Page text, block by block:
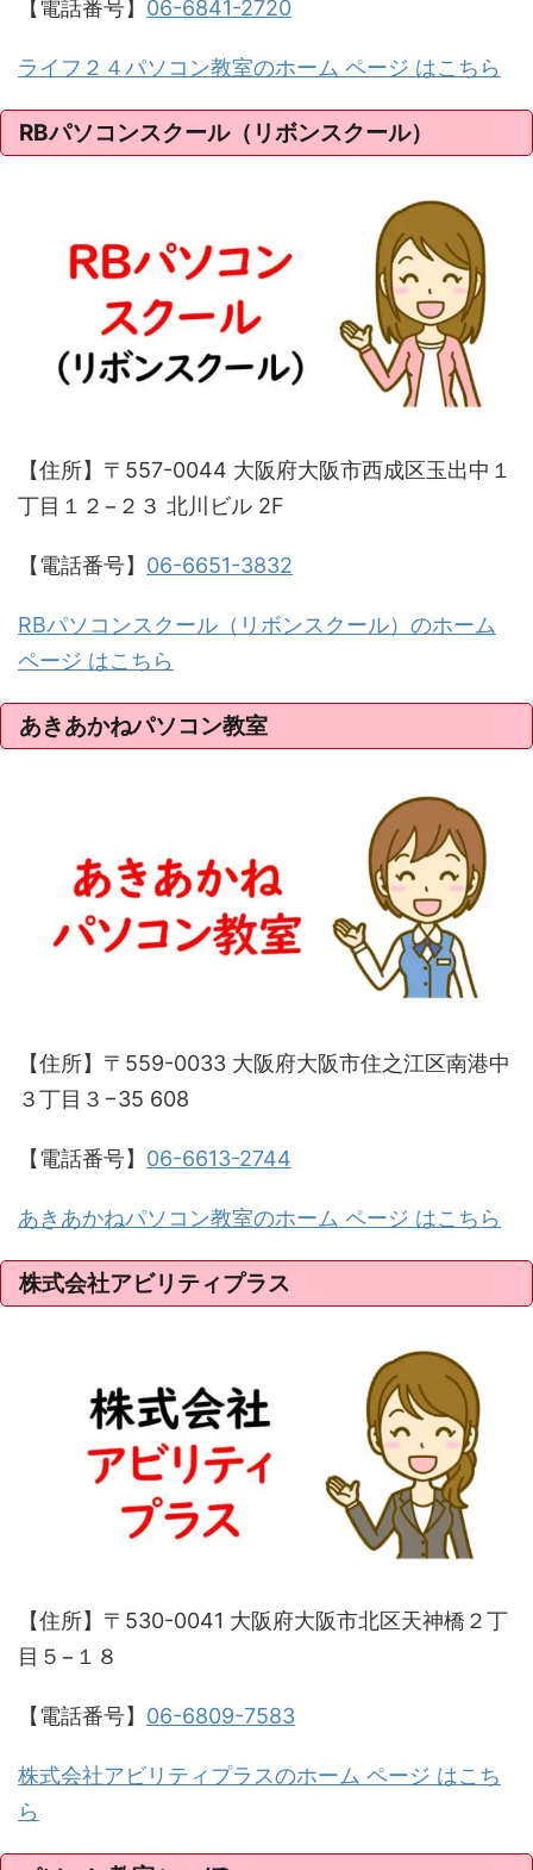
【電話番号】 06-6841-2720
ライフ２４パソコン教室のホーム ページ はこちら
RBパソコンスクール（リボンスクール）
【住所】〒557-0044 大阪府大阪市西成区玉出中１
丁目１２−２３ 北川ビル 2F
【電話番号】 06-6651-3832
RBパソコンスクール（リボンスクール）のホーム
ページ はこちら
あきあかねパソコン教室
【住所】〒559-0033 大阪府大阪市住之江区南港中
３丁目３−35 608
【電話番号】 06-6613-2744
あきあかねパソコン教室のホーム ページ はこちら
株式会社アビリティプラス
【住所】〒530-0041 大阪府大阪市北区天神橋２丁
目５−１８
【電話番号】 06-6809-7583
株式会社アビリティプラスのホーム ページ はこち
ら